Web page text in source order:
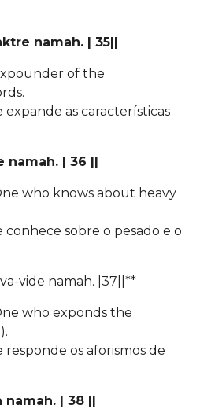
namah. | 35||
of the
as características
namah. | 36 ||
who knows about heavy
sobre o pesado e o
vide namah. |37||**
who exponds the
os aforismos de
namah. | 38 ||